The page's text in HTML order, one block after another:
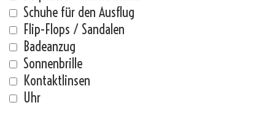
Schuhe für den Ausflug
Flip-Flops / Sandalen
Badeanzug
Sonnenbrille
Kontaktlinsen
Uhr